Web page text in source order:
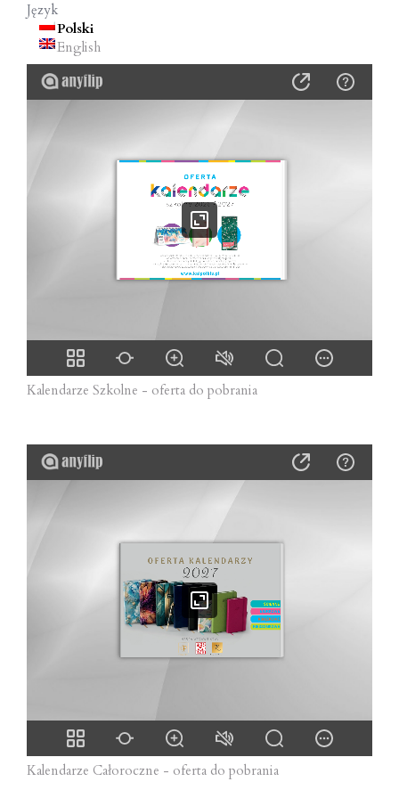
Język
Polski
English
Kalendarze Szkolne - oferta do pobrania
Kalendarze Całoroczne - oferta do pobrania